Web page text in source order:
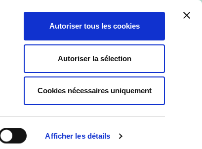
Afficher les détails
Autoriser tous les cookies
Autoriser la sélection
Cookies nécessaires uniquement
SIGNALÉTIQUE PERSONNALISABLE